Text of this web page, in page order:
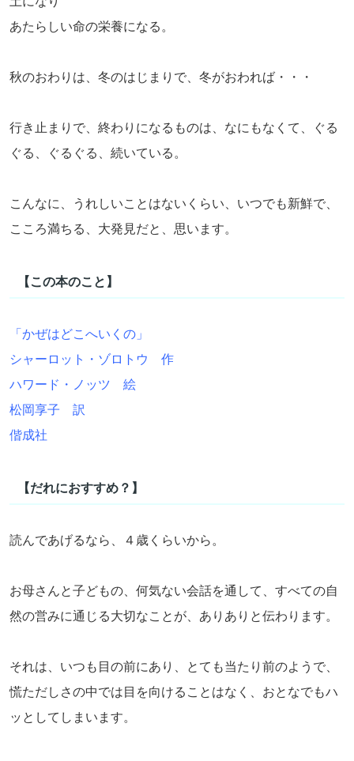
あたらしい命の栄養になる。
秋のおわりは、冬のはじまりで、冬がおわれば・・・
行き止まりで、終わりになるものは、なにもなくて、ぐる
ぐる、ぐるぐる、続いている。
こんなに、うれしいことはないくらい、いつでも新鮮で、
こころ満ちる、大発見だと、思います。
【この本のこと】
「かぜはどこへいくの」
シャーロット・ゾロトウ 作
ハワード・ノッツ 絵
松岡享子 訳
偕成社
【だれにおすすめ？】
読んであげるなら、４歳くらいから。
お母さんと子どもの、何気ない会話を通して、すべての自
然の営みに通じる大切なことが、ありありと伝わります。
それは、いつも目の前にあり、とても当たり前のようで、
慌ただしさの中では目を向けることはなく、おとなでもハ
ッとしてしまいます。